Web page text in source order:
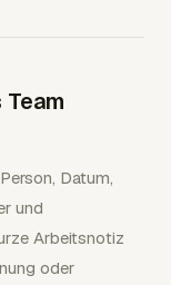
Datum,
und
Arbeitsnotiz
oder